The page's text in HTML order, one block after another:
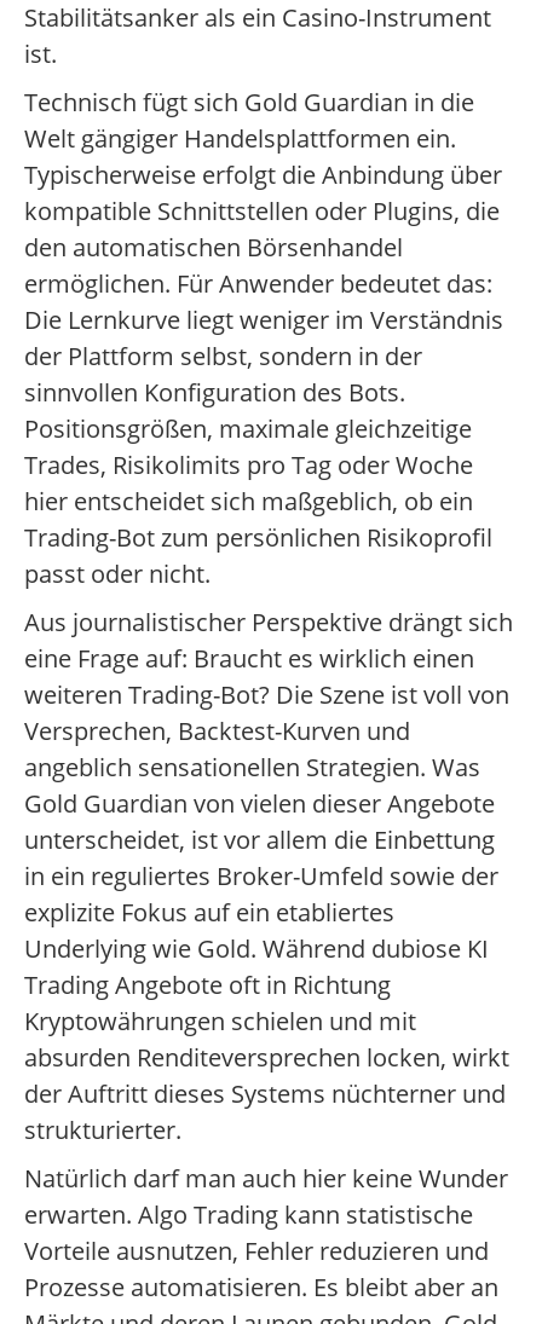
Stabilitätsanker als ein Casino-Instrument
ist.
Technisch fügt sich Gold Guardian in die
Welt gängiger Handelsplattformen ein.
Typischerweise erfolgt die Anbindung über
kompatible Schnittstellen oder Plugins, die
den automatischen Börsenhandel
ermöglichen. Für Anwender bedeutet das:
Die Lernkurve liegt weniger im Verständnis
der Plattform selbst, sondern in der
sinnvollen Konfiguration des Bots.
Positionsgrößen, maximale gleichzeitige
Trades, Risikolimits pro Tag oder Woche
hier entscheidet sich maßgeblich, ob ein
Trading-Bot zum persönlichen Risikoprofil
passt oder nicht.
Aus journalistischer Perspektive drängt sich
eine Frage auf: Braucht es wirklich einen
weiteren Trading-Bot? Die Szene ist voll von
Versprechen, Backtest-Kurven und
angeblich sensationellen Strategien. Was
Gold Guardian von vielen dieser Angebote
unterscheidet, ist vor allem die Einbettung
in ein reguliertes Broker-Umfeld sowie der
explizite Fokus auf ein etabliertes
Underlying wie Gold. Während dubiose KI
Trading Angebote oft in Richtung
Kryptowährungen schielen und mit
absurden Renditeversprechen locken, wirkt
der Auftritt dieses Systems nüchterner und
strukturierter.
Natürlich darf man auch hier keine Wunder
erwarten. Algo Trading kann statistische
Vorteile ausnutzen, Fehler reduzieren und
Prozesse automatisieren. Es bleibt aber an